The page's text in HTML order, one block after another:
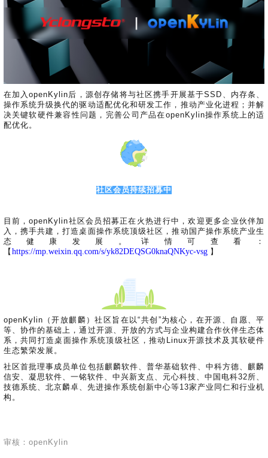
在加入openKylin后，源创存储将与社区携手开展基于SSD、内存条、
操作系统升级换代的驱动适配优化和研发工作，推动产业化进程；并解
决关键软硬件兼容性问题，完善公司产品在openKylin操作系统上的适
配优化。
社区会员持续招募中
目前，openKylin社区会员招募正在火热进行中，欢迎更多企业伙伴加
入，携手共建，打造桌面操作系统顶级社区，推动国产操作系统产业生
态健康发展。详情可查看：
【 https://mp.weixin.qq.com/s/yk82DEQSG0knaQNKyc-vsg 】
openKylin（开放麒麟）社区旨在以“共创”为核心，在开源、自愿、平
等、协作的基础上，通过开源、开放的方式与企业构建合作伙伴生态体
系，共同打造桌面操作系统顶级社区，推动Linux开源技术及其软硬件
生态繁荣发展。
社区首批理事成员单位包括麒麟软件、普华基础软件、中科方德、麒麟
信安、凝思软件、一铭软件、中兴新支点、元心科技、中国电科32所、
技德系统、北京麟卓、先进操作系统创新中心等13家产业同仁和行业机
构。
审核：openKylin